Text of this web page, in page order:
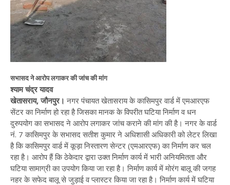
सभासद ने आरोप लगाकर की जांच की मांग
श्याम चंद्र यादव
खेतासराय, जौनपुर।नगर पंचायत खेतासराय के कासिमपुर वार्ड में एमआरएफ
सेंटर का निर्माण हो रहा है जिसका मानक के विपरीत घटिया निर्माण व धन
दुरुपयोग का सभासद ने आरोप लगाकर जांच कराने की मांग की है। नगर के वार्ड
नं. 7 कासिमपुर के सभासद सतीश कुमार ने अधिशासी अधिकारी को लेटर लिखा
है कि कासिमपुर वार्ड में कूड़ा निस्तारण सेन्टर (एमआरएफ) का निर्माण कर चल
रहा है। आरोप हैं कि ठेकेदार द्वारा उक्त निर्माण कार्य में भारी अनियमितता और
घटिया सामाग्री का उपयोग किया जा रहा है। निर्माण कार्य में मोरंग बालू की जगह
नहर के सफेद बालू से जुड़ाई व प्लास्टर किया जा रहा है। निर्माण कार्य में घटिया